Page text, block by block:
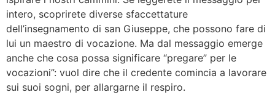
intero, scoprirete diverse sfaccettature
dell’insegnamento di san Giuseppe, che possono fare di
lui un maestro di vocazione. Ma dal messaggio emerge
anche che cosa possa significare “pregare” per le
vocazioni”: vuol dire che il credente comincia a lavorare
sui suoi sogni, per allargarne il respiro.